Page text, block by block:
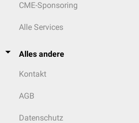
CME-Sponsoring
Alle Services
Alles andere
Kontakt
AGB
Datenschutz